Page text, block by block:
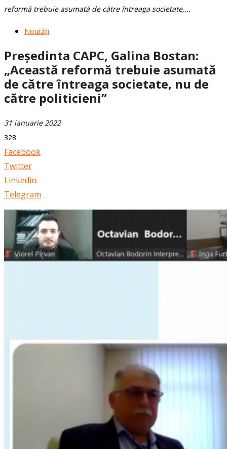
reformă trebuie asumată de către întreaga societate,...
Noutăți
Președinta CAPC, Galina Bostan:
„Această reformă trebuie asumată
de către întreaga societate, nu de
către politicieni”
31 ianuarie 2022
328
Facebook
Twitter
Linkedin
Telegram